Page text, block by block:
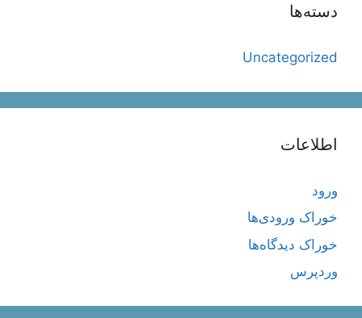
دسته‌ها
Uncategorized
اطلاعات
ورود
خوراک ورودی‌ها
خوراک دیدگاه‌ها
وردپرس